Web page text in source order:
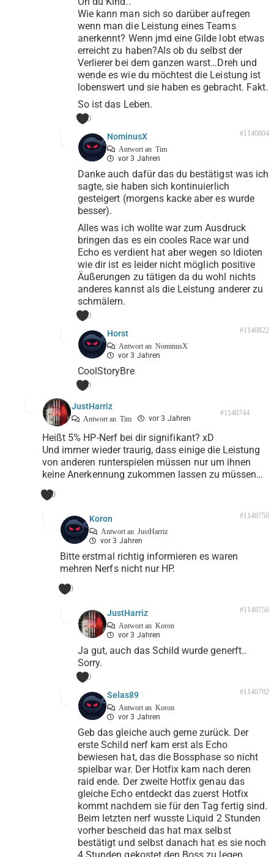
Wie kann man sich so darüber aufregen
wenn man die Leistung eines Teams
anerkennt? Wenn jmd eine Gilde lobt etwas
erreicht zu haben?Als ob du selbst der
Verlierer bei dem ganzen warst…Dreh und
wende es wie du möchtest die Leistung ist
lobenswert und sie haben es gebracht. Fakt.
So ist das Leben.
0
NominusX
Antwort an Tim
vor 3 Jahren
#1140804
Danke auch dafür das du bestätigst was ich
sagte, sie haben sich kontinuierlich
gesteigert (morgens kacke aber es wurde
besser).
Alles was ich wollte war zum Ausdruck
bringen das es ein cooles Race war und
Echo es verdient hat aber wegen so Idioten
wie dir ist es leider nicht möglich positive
Äußerungen zu tätigen da du wohl nichts
anderes kannst als die Leistung anderer zu
schmälern.
0
Horst
Antwort an NominusX
vor 3 Jahren
#1140822
CoolStoryBre
0
JustHarriz
Antwort an Tim vor 3 Jahren
#1140744
Heißt 5% HP-Nerf bei dir signifikant? xD
Und immer wieder traurig, dass einige die Leistung
von anderen runterspielen müssen nur um ihnen
keine Anerkennung zukommen lassen zu müssen…
0
Koron
Antwort an JustHarriz
vor 3 Jahren
#1140750
Bitte erstmal richtig informieren es waren
mehren Nerfs nicht nur HP.
0
JustHarriz
Antwort an Koron
vor 3 Jahren
#1140756
Ja gut, auch das Schild wurde generft..
Sorry.
0
Selas89
Antwort an Koron
vor 3 Jahren
#1140792
Geb das gleiche auch gerne zurück. Der
erste Schild nerf kam erst als Echo
bewiesen hat, das die Bossphase so nicht
spielbar war. Der Hotfix kam nach deren
raid ende. Der zweite Hotfix genau das
gleiche Echo entdeckt das zuerst Hotfix
kommt nachdem sie für den Tag fertig sind.
Beim letzten nerf wusste Liquid 2 Stunden
vorher bescheid das hat max selbst
bestätigt und selbst danach hat es sie noch